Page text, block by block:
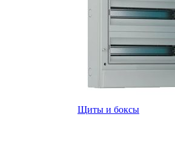
Щиты и боксы